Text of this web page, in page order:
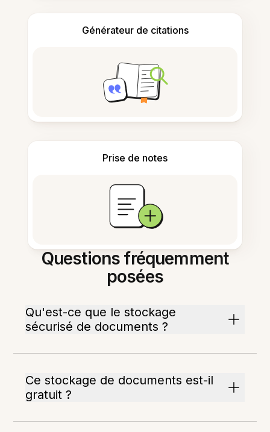
Générateur de citations
Prise de notes
Questions fréquemment
posées
Qu'est-ce que le stockage
sécurisé de documents ?
Ce stockage de documents est-il
gratuit ?